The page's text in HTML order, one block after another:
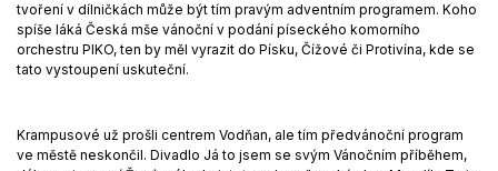
tvoření v dílničkách může být tím pravým adventním programem. Koho
spíše láká Česká mše vánoční v podání píseckého komorního
orchestru PIKO, ten by měl vyrazit do Písku, Čížové či Protivína, kde se
tato vystoupení uskuteční.
Krampusové už prošli centrem Vodňan, ale tím předvánoční program
ve městě neskončil. Divadlo Já to jsem se svým Vánočním příběhem,